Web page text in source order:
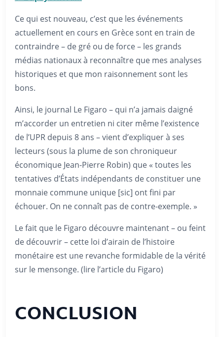
Ce qui est nouveau, c’est que les événements
actuellement en cours en Grèce sont en train de
contraindre – de gré ou de force – les grands
médias nationaux à reconnaître que mes analyses
historiques et que mon raisonnement sont les
bons.
Ainsi, le journal Le Figaro – qui n’a jamais daigné
m’accorder un entretien ni citer même l’existence
de l’UPR depuis 8 ans – vient d’expliquer à ses
lecteurs (sous la plume de son chroniqueur
économique Jean-Pierre Robin) que « toutes les
tentatives d’États indépendants de constituer une
monnaie commune unique [sic] ont fini par
échouer. On ne connaît pas de contre-exemple. »
Le fait que le Figaro découvre maintenant – ou feint
de découvrir – cette loi d’airain de l’histoire
monétaire est une revanche formidable de la vérité
sur le mensonge. (lire l’article du Figaro)
CONCLUSION